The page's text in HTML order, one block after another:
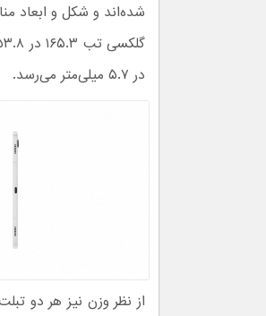
شده‌اند و شکل و ابعاد
در ۵.۷ میلی‌متر می‌رسد.